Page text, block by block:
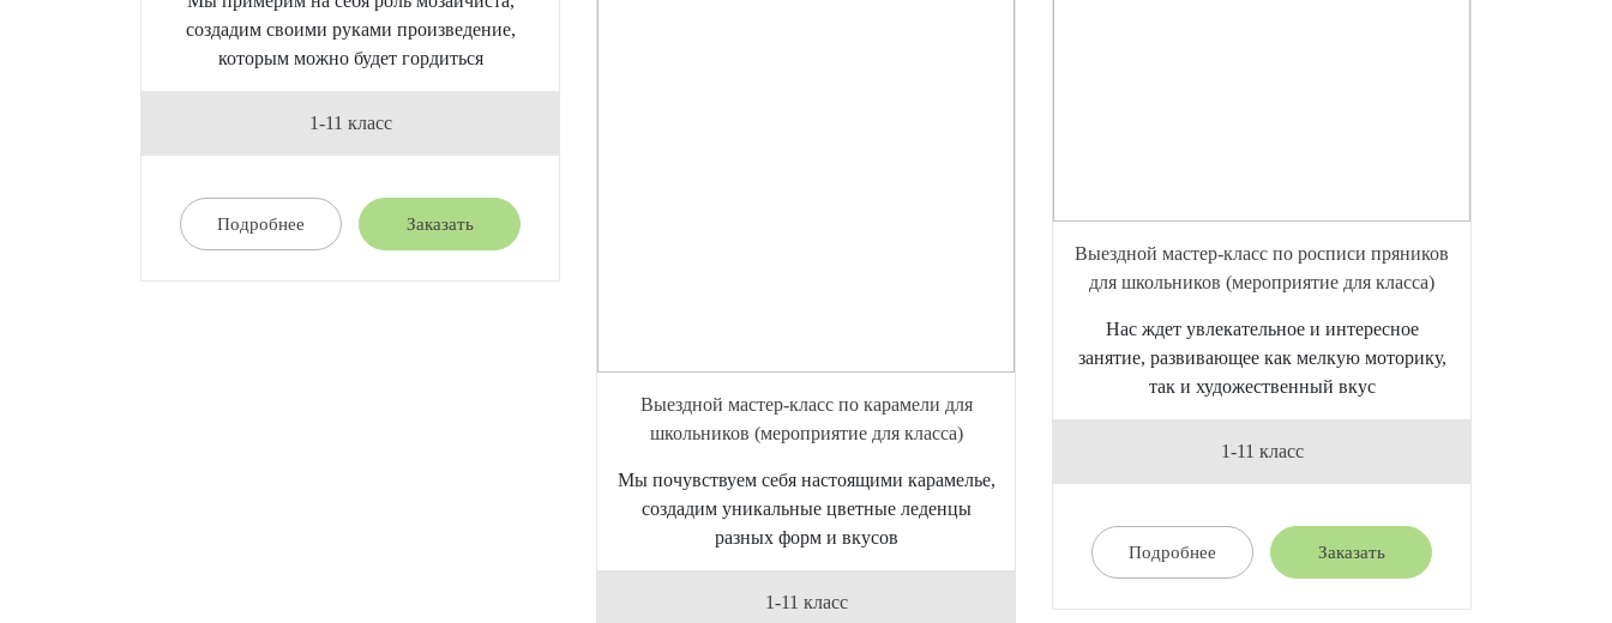
создадим своими руками произведение,
которым можно будет гордиться
1-11 класс
Подробнее Заказать
Выездной мастер-класс по карамели для
школьников (мероприятие для класса)
Мы почувствуем себя настоящими карамелье,
создадим уникальные цветные леденцы
разных форм и вкусов
1-11 класс
Выездной мастер-класс по росписи пряников
для школьников (мероприятие для класса)
Нас ждет увлекательное и интересное
занятие, развивающее как мелкую моторику,
так и художественный вкус
1-11 класс
Подробнее Заказать